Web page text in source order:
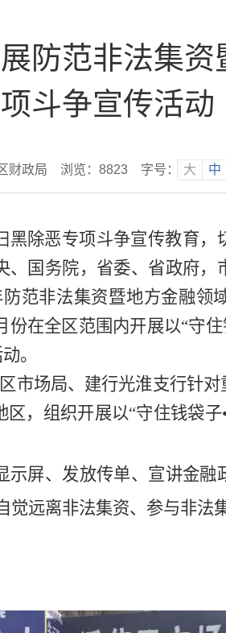
防范非法集
斗争宣传活动
财政局 浏览： 8823 字号： 大 中
除恶专项斗争宣传教育
、国务院，省委、省政府
防范非法集资暨地方金融领
份在全区范围内开展以“守
。
市场局、建行光淮支行针对
区， 组织开展以“守住钱袋子
屏、发放传单、宣讲金融
觉远离非法集资、参与非法